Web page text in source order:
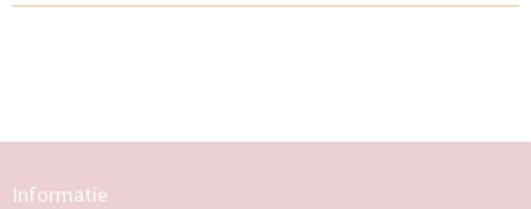
Informatie